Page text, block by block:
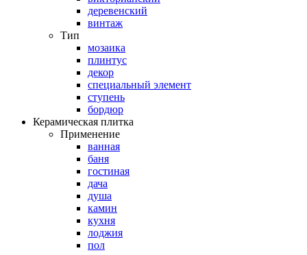
деревенский
винтаж
Тип
мозаика
плинтус
декор
специальный элемент
ступень
бордюр
Керамическая плитка
Применение
ванная
баня
гостиная
дача
душа
камин
кухня
лоджия
пол